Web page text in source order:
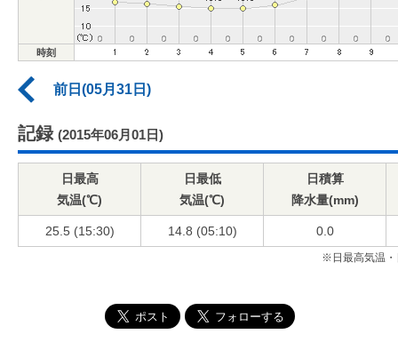
時刻
前日(05月31日)
記録 (2015年06月01日)
日最高
気温(℃)
日最低
気温(℃)
日積算
降水量(mm)
25.5 (15:30) 14.8 (05:10) 0.0
※日最高気温・